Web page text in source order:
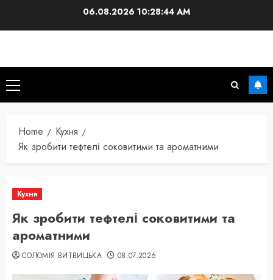
06.08.2026 10:28:45 AM
Primary
Menu
Home
Кухня
Як зробити тефтелі соковитими та ароматними
Кухня
Як зробити тефтелі соковитими та
ароматними
СОЛОМІЯ ВИТВИЦЬКА 08.07.2026